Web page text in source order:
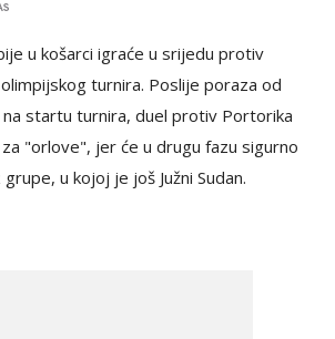
u košarci igraće u srijedu protiv
turnira. Poslije poraza od
na startu turnira, duel protiv Portorika
"orlove", jer će u drugu fazu sigurno
u kojoj je još Južni Sudan.